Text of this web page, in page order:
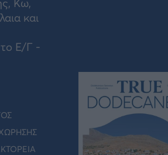
Κω,
και
Ε/Γ -